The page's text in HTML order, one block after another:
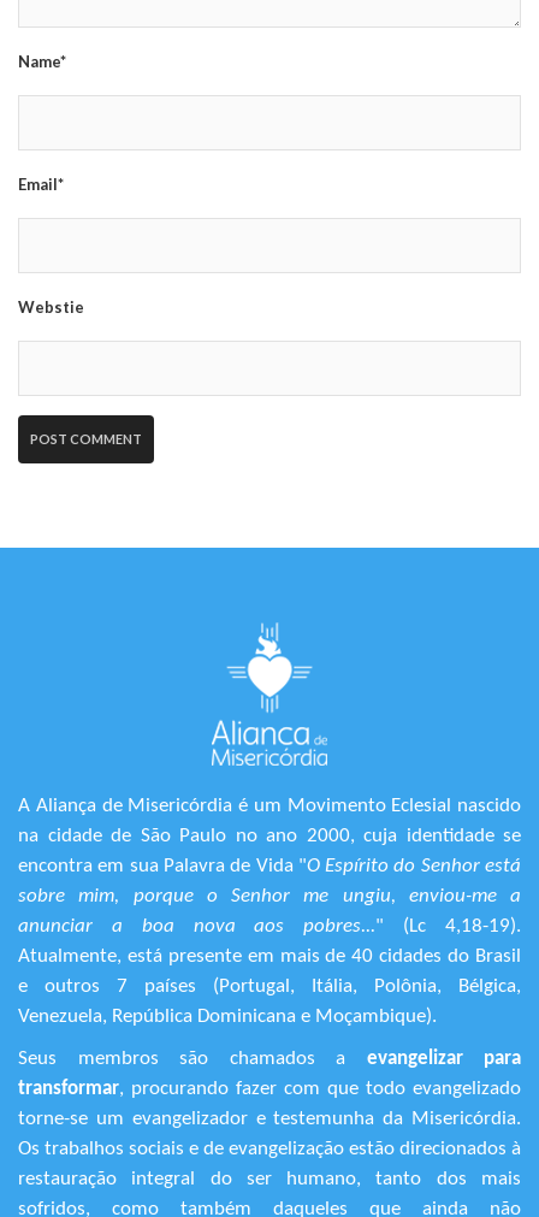
Name*
Email*
Webstie
A Aliança de Misericórdia é um Movimento Eclesial nascido
na cidade de São Paulo no ano 2000, cuja identidade se
encontra em sua Palavra de Vida "O Espírito do Senhor está
sobre mim, porque o Senhor me ungiu, enviou-me a
anunciar a boa nova aos pobres..." (Lc 4,18-19).
Atualmente, está presente em mais de 40 cidades do Brasil
e outros 7 países (Portugal, Itália, Polônia, Bélgica,
Venezuela, República Dominicana e Moçambique).
Seus membros são chamados a evangelizar para
transformar, procurando fazer com que todo evangelizado
torne-se um evangelizador e testemunha da Misericórdia.
Os trabalhos sociais e de evangelização estão direcionados à
restauração integral do ser humano, tanto dos mais
sofridos, como também daqueles que ainda não